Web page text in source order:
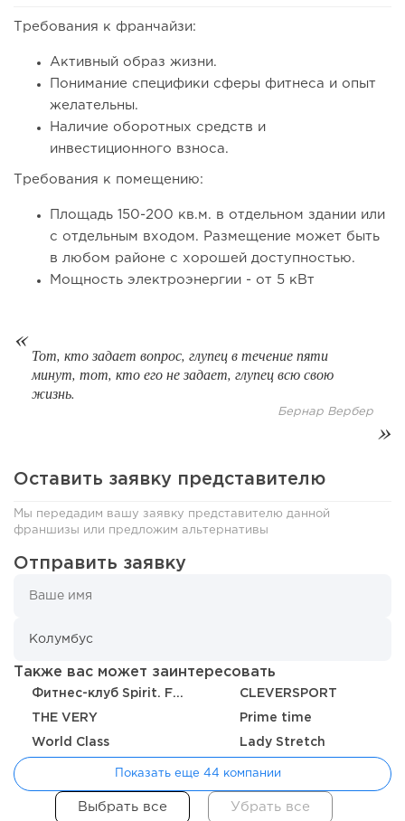
Coffee Way приступил к масштабированию собственной
От стартапа за 30 тысяч рублей до бизнеса стоимостью
миллиарды:...
222
Отзыв SSL-сертификатов у банков: как это влияет на
российский...
Требования к франчайзи:
Активный образ жизни.
Понимание специфики сферы фитнеса и опыт
желательны.
Наличие оборотных средств и
инвестиционного взноса.
Требования к помещению:
Площадь 150-200 кв.м. в отдельном здании или
с отдельным входом. Размещение может быть
в любом районе с хорошей доступностью.
Мощность электроэнергии - от 5 кВт
Тот, кто задает вопрос, глупец в течение пяти
минут, тот, кто его не задает, глупец всю свою
жизнь.
Бернар Вербер
Оставить заявку представителю
Мы передадим вашу заявку представителю данной
франшизы или предложим альтернативы
Отправить заявку
Также вас может заинтересовать
Фитнес-клуб Spirit. Fitness CLEVERSPORT
THE VERY Prime time
World Class Lady Stretch
Показать еще 44 компании